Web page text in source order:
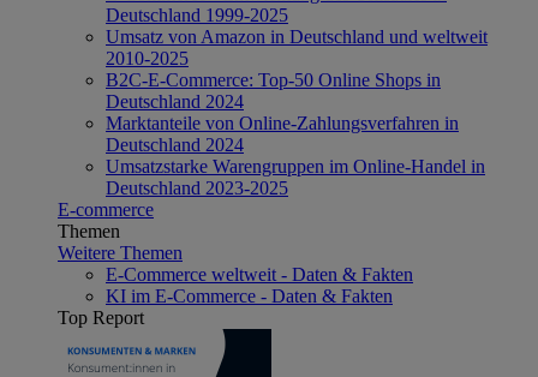
Deutschland 1999-2025
Umsatz von Amazon in Deutschland und weltweit
2010-2025
B2C-E-Commerce: Top-50 Online Shops in
Deutschland 2024
Marktanteile von Online-Zahlungsverfahren in
Deutschland 2024
Umsatzstarke Warengruppen im Online-Handel in
Deutschland 2023-2025
E-commerce
Themen
Weitere Themen
E-Commerce weltweit - Daten & Fakten
KI im E-Commerce - Daten & Fakten
Top Report